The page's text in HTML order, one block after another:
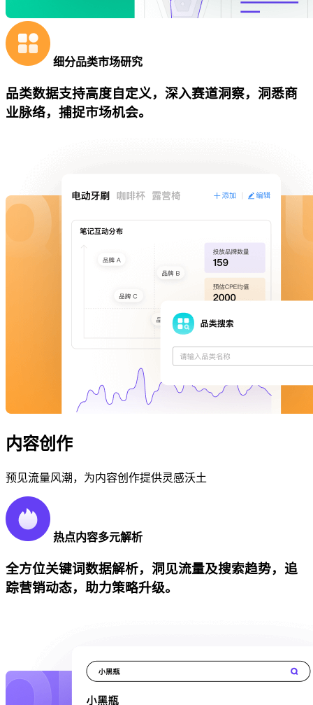
细分品类市场研究
品类数据支持高度自定义，深入赛道洞察，洞悉商
业脉络，捕捉市场机会。
内容创作
预见流量风潮，为内容创作提供灵感沃土
热点内容多元解析
全方位关键词数据解析，洞见流量及搜索趋势，追
踪营销动态，助力策略升级。